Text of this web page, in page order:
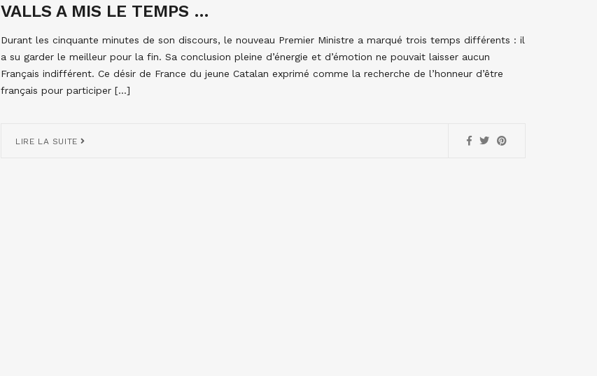
VALLS A MIS LE TEMPS …
Durant les cinquante minutes de son discours, le nouveau Premier Ministre a marqué trois temps différents : il
a su garder le meilleur pour la fin. Sa conclusion pleine d’énergie et d’émotion ne pouvait laisser aucun
Français indifférent. Ce désir de France du jeune Catalan exprimé comme la recherche de l’honneur d’être
français pour participer […]
LIRE LA SUITE